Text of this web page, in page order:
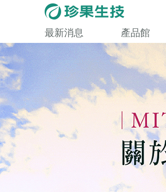
最新消息 產品館